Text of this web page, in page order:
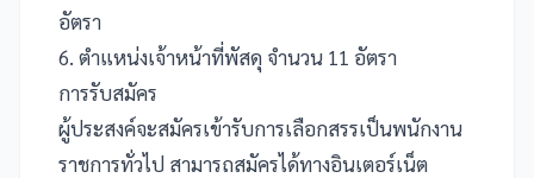
อัตรา
6. ตำแหน่งเจ้าหน้าที่พัสดุ จำนวน 11 อัตรา
การรับสมัคร
ผู้ประสงค์จะสมัครเข้ารับการเลือกสรรเป็นพนักงาน
ราชการทั่วไป สามารถสมัครได้ทางอินเตอร์เน็ต